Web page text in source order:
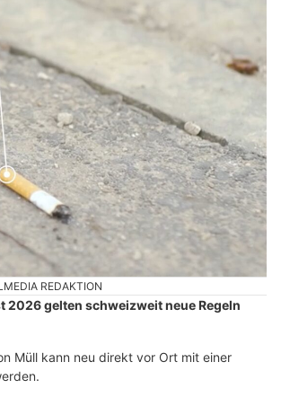
REDAKTION
2026 gelten schweizweit neue Regeln
Müll kann neu direkt vor Ort mit einer